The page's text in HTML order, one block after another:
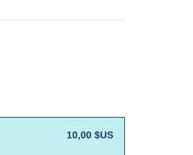
10,00 $US